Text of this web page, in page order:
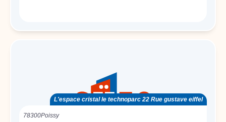
L'espace cristal le technoparc 22 Rue gustave eiffel
78300Poissy